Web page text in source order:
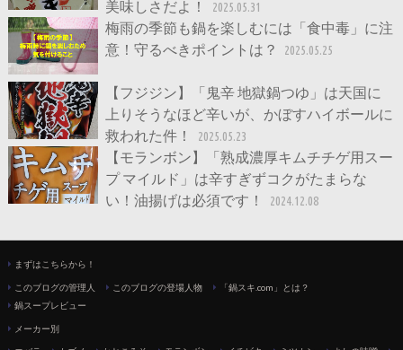
美味しさだよ！
2025.05.31
梅雨の季節も鍋を楽しむには「食中毒」に注
意！守るべきポイントは？
2025.05.25
【フジジン】「鬼辛 地獄鍋つゆ」は天国に
上りそうなほど辛いが、かぼすハイボールに
救われた件！
2025.05.23
【モランボン】「熟成濃厚キムチチゲ用スー
プ マイルド」は辛すぎずコクがたまらな
い！油揚げは必須です！
2024.12.08
まずはこちらから！
このブログの管理人 このブログの登場人物
「鍋スキ.com」とは？
鍋スープレビュー
メーカー別